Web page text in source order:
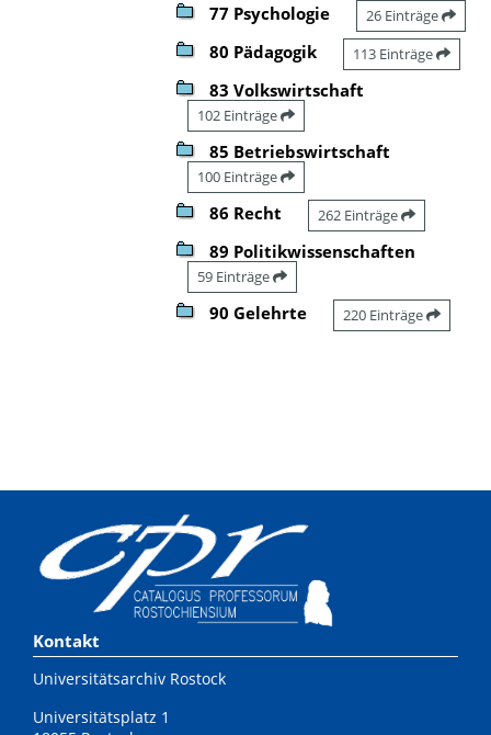
77 Psychologie 26 Einträge
80 Pädagogik 113 Einträge
83 Volkswirtschaft
102 Einträge
85 Betriebswirtschaft
100 Einträge
86 Recht 262 Einträge
89 Politikwissenschaften
59 Einträge
90 Gelehrte 220 Einträge
Kontakt
Universitätsarchiv Rostock
Universitätsplatz 1